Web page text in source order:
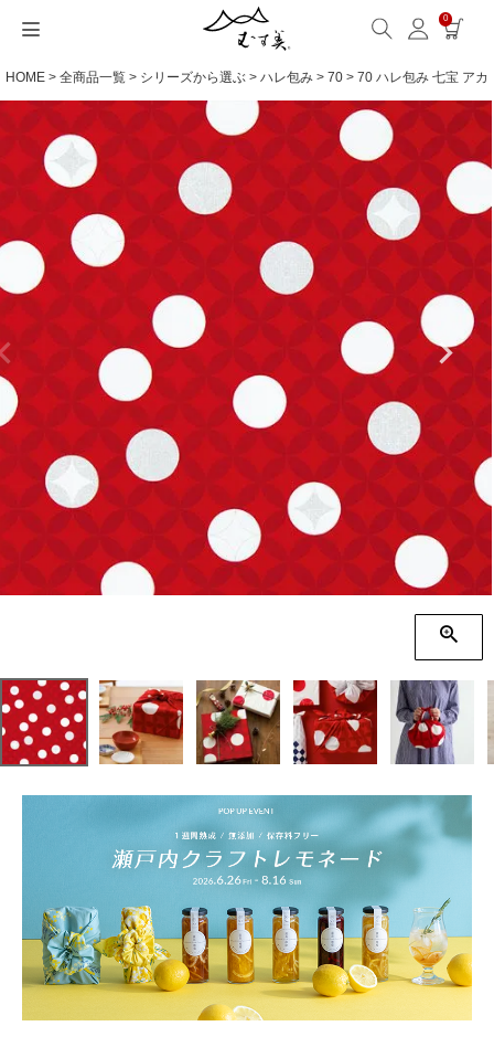
0
HOME 全商品一覧 シリーズから選ぶ ハレ包み 70 70 ハレ包み 七宝 アカ
サイズから選ぶ
サイズ一覧
Sサイズ(約45～50cm)
Mサイズ(約68～70cm)
Lサイズ(約90～120cm)
XLサイズ(約130cm～)
ギフトシーンから選ぶ
ギフトシーン一覧
内祝い
婚礼・引出物
卒入学・就職祝い
弔事・法事
海外へのお土産
季節の贈り物
プチギフト
女性向けギフト
ギフトラッピング
シーンから選ぶ
シーン一覧
毎日使うもの
お買い物
インテリア
ギフトラッピング
とっておきの日
素材から選ぶ
撥水加工
綿(コットン)
ポリエステル
レーヨン
正絹(絹100％)
シリーズ名から選ぶ
全てのシリーズ
アクアドロップ(撥水)
ミナ ペルホネン
ひめむすび(Adeline Klam)
kata kata
鈴木マサル
こはれ
竹久夢二
伊砂文様
隅田川(浮世絵)
リバーシブル
ふくさ（念珠）・はんかち・書籍
ふくさ・念珠入れ
はんかち・手ぬぐい
ふろしき書籍
名入れ・ラッピング
名入れ・記念品
無料ラッピング
紙箱・木箱
発送・お問い合わせ
送料・お支払い方法
海外発送の方（English）
よくあるご質問
お問い合わせ
包み方・お手入れ
洗濯・お手入れ
包み方・使い方
ワークショップ案内
ブログ・特集
読みもの(ブログ)
特集
キャンペーン情報
読みもの(ブログ)
読みもの一覧
一升餅におすすめ
ストール巻き方
洋服カバー
ふろしきパッチン活用
特集
特集一覧
ECOバッグ 100cm
ECOバッグ 70cm
OUTDOOR
むす美とは
About us
お取引をご希望の方